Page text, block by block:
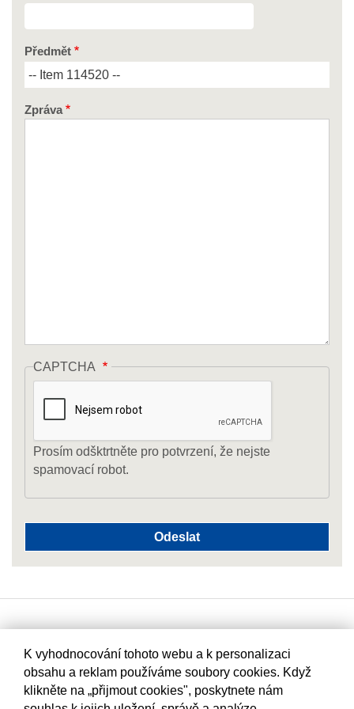
Předmět
Zpráva
CAPTCHA
Prosím odšktrtněte pro potvrzení, že nejste
spamovací robot.
K vyhodnocování tohoto webu a k personalizaci
obsahu a reklam používáme soubory cookies. Když
klikněte na „přijmout cookies", poskytnete nám